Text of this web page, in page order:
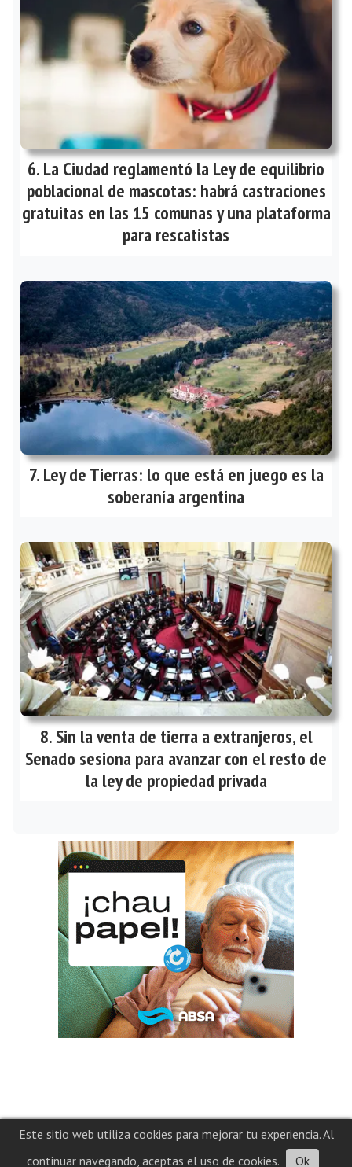
La Ciudad reglamentó la Ley de equilibrio
poblacional de mascotas: habrá castraciones
gratuitas en las 15 comunas y una plataforma
para rescatistas
Ley de Tierras: lo que está en juego es la
soberanía argentina
Sin la venta de tierra a extranjeros, el
Senado sesiona para avanzar con el resto de
la ley de propiedad privada
Este sitio web utiliza cookies para mejorar tu experiencia. Al
continuar navegando, aceptas el uso de cookies.
Ok